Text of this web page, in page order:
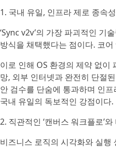
1. 국내 유일, 인프라 제로 종속
‘Sync v2v’의 가장 파괴적인 기
방식을 채택했다는 점이다. 코
이로 인해 OS 환경의 제약 없이
망, 외부 인터넷과 완전히 단절
안 검수를 단숨에 통과하며 인
국내 유일의 독보적인 강점이다.
2. 직관적인 ‘캔버스 워크플로’
비즈니스 로직의 시각화와 실행